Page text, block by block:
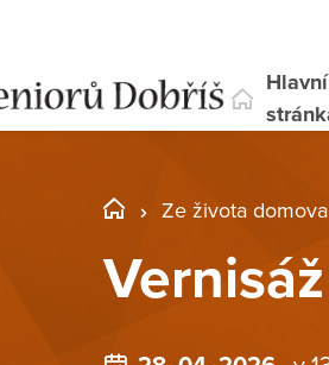
Hlavní
Ze života domova
Vernisáž